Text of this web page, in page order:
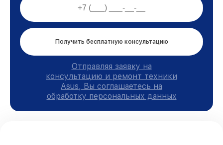
Получить бесплатную консультацию
Отправляя заявку на
консультацию и ремонт техники
Asus, Вы соглашаетесь на
обработку персональных данных